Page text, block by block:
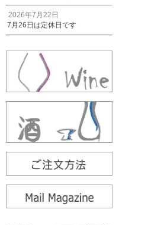
2026年7月22日
7月26日は定休日です